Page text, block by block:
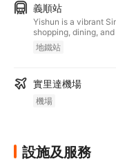
義順站
Yishun is a vibrant
shopping, dining,
地鐵站
實里達機場
機場
設施及服務